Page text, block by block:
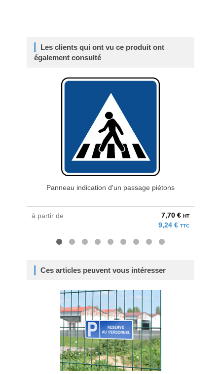
Les clients qui ont vu ce produit ont
également consulté
Panneau indication d'un passage piétons
à partir de 7,70 € HT
9,24 € TTC
Ces articles peuvent vous intéresser